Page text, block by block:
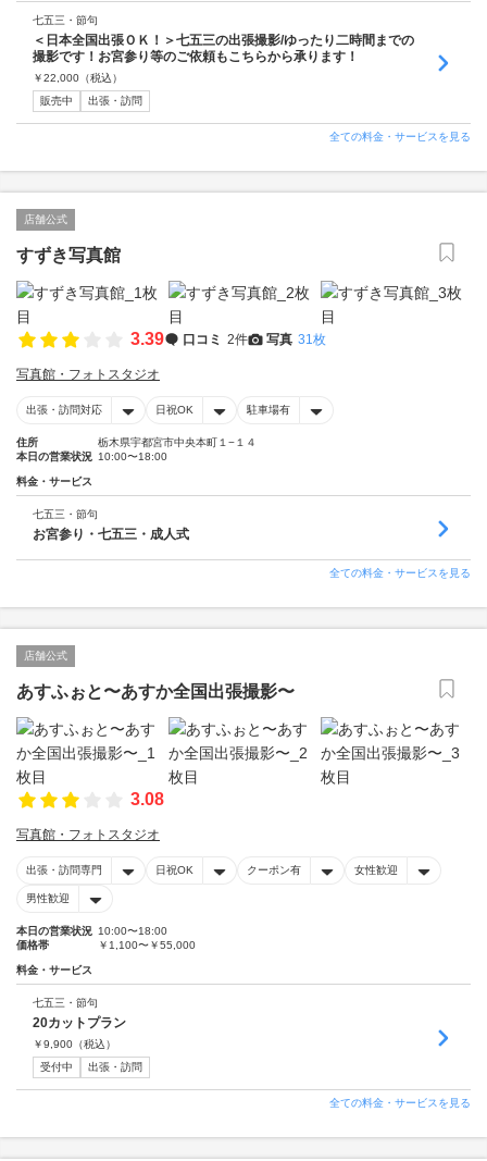
七五三・節句
＜日本全国出張ＯＫ！＞七五三の出張撮影/ゆったり二時間までの
撮影です！お宮参り等のご依頼もこちらから承ります！
￥22,000 （税込）
販売中
出張・訪問
全ての料金・サービスを見る
店舗公式
すずき写真館
3.39 口コミ 2件 写真 31枚
写真館・フォトスタジオ
出張・訪問対応 日祝OK 駐車場有
住所
栃木県宇都宮市中央本町１−１４
本日の営業状況 10:00〜18:00
料金・サービス
七五三・節句
お宮参り・七五三・成人式
全ての料金・サービスを見る
店舗公式
あすふぉと〜あすか全国出張撮影〜
3.08
写真館・フォトスタジオ
出張・訪問専門 日祝OK クーポン有 女性歓迎
男性歓迎
本日の営業状況 10:00〜18:00
価格帯
￥1,100〜￥55,000
料金・サービス
七五三・節句
20カットプラン
￥9,900 （税込）
受付中
出張・訪問
全ての料金・サービスを見る